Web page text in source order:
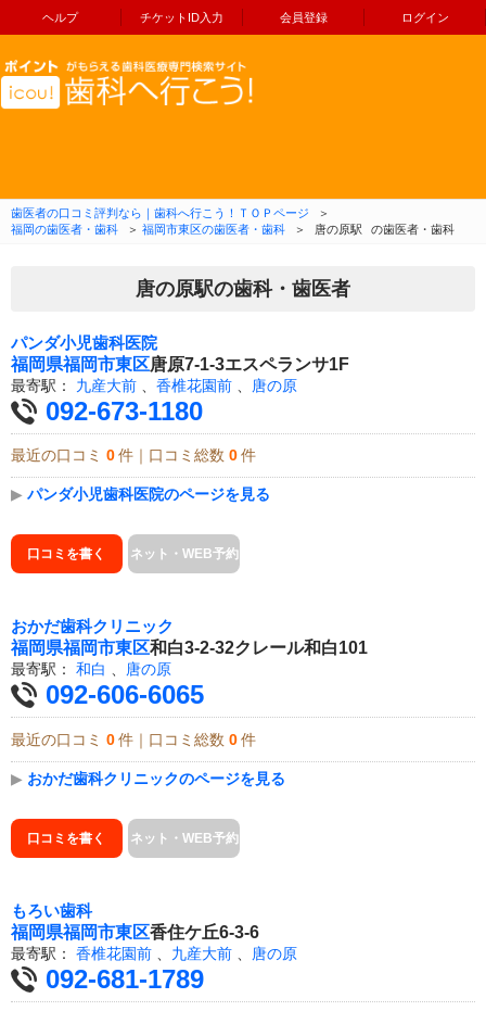
ヘルプ チケットID入力 会員登録 ログイン
コンテンツへ移動
歯医者の口コミ評判なら｜歯科へ行こう！ＴＯＰページ
＞
福岡の歯医者・歯科
＞ 福岡市東区の歯医者・歯科 ＞ 唐の原駅 の歯医者・歯科
唐の原駅の歯科・歯医者
パンダ小児歯科医院
福岡県福岡市東区唐原7-1-3エスペランサ1F
最寄駅： 九産大前 香椎花園前 唐の原
092-673-1180
最近の口コミ 0 件｜口コミ総数 0 件
▶ パンダ小児歯科医院のページを見る
口コミを書く ネット・WEB予約
おかだ歯科クリニック
福岡県福岡市東区和白3-2-32クレール和白101
最寄駅： 和白 、 唐の原
092-606-6065
最近の口コミ 0 件｜口コミ総数 0 件
▶ おかだ歯科クリニックのページを見る
口コミを書く ネット・WEB予約
もろい歯科
福岡県福岡市東区香住ケ丘6-3-6
最寄駅： 香椎花園前 九産大前 唐の原
092-681-1789